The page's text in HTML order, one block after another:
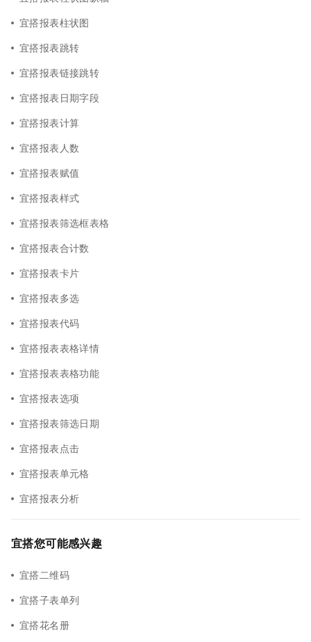
宜搭报表柱状图
宜搭报表跳转
宜搭报表链接跳转
宜搭报表日期字段
宜搭报表计算
宜搭报表人数
宜搭报表赋值
宜搭报表样式
宜搭报表筛选框表格
宜搭报表合计数
宜搭报表卡片
宜搭报表多选
宜搭报表代码
宜搭报表表格详情
宜搭报表表格功能
宜搭报表选项
宜搭报表筛选日期
宜搭报表点击
宜搭报表单元格
宜搭报表分析
宜搭您可能感兴趣
宜搭二维码
宜搭子表单列
宜搭花名册